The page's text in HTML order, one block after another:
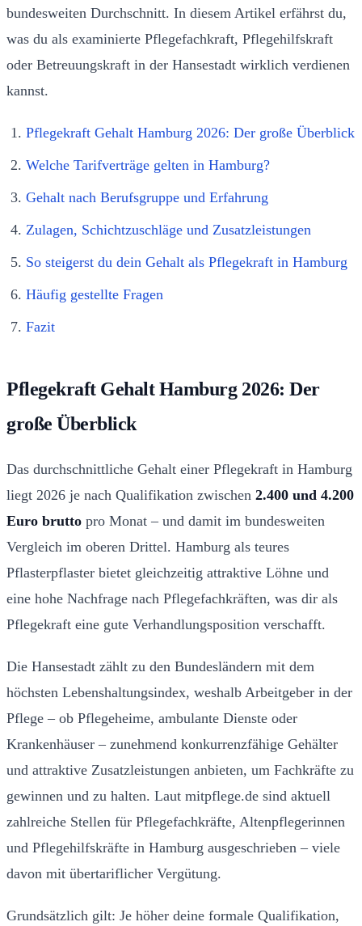
bundesweiten Durchschnitt. In diesem Artikel erfährst du,
was du als examinierte Pflegefachkraft, Pflegehilfskraft
oder Betreuungskraft in der Hansestadt wirklich verdienen
kannst.
Pflegekraft Gehalt Hamburg 2026: Der große Überblick
Welche Tarifverträge gelten in Hamburg?
Gehalt nach Berufsgruppe und Erfahrung
Zulagen, Schichtzuschläge und Zusatzleistungen
So steigerst du dein Gehalt als Pflegekraft in Hamburg
Häufig gestellte Fragen
Fazit
Pflegekraft Gehalt Hamburg 2026: Der
große Überblick
Das durchschnittliche Gehalt einer Pflegekraft in Hamburg
liegt 2026 je nach Qualifikation zwischen 2.400 und 4.200
Euro brutto pro Monat – und damit im bundesweiten
Vergleich im oberen Drittel. Hamburg als teures
Pflasterpflaster bietet gleichzeitig attraktive Löhne und
eine hohe Nachfrage nach Pflegefachkräften, was dir als
Pflegekraft eine gute Verhandlungsposition verschafft.
Die Hansestadt zählt zu den Bundesländern mit dem
höchsten Lebenshaltungsindex, weshalb Arbeitgeber in der
Pflege – ob Pflegeheime, ambulante Dienste oder
Krankenhäuser – zunehmend konkurrenzfähige Gehälter
und attraktive Zusatzleistungen anbieten, um Fachkräfte zu
gewinnen und zu halten. Laut mitpflege.de sind aktuell
zahlreiche Stellen für Pflegefachkräfte, Altenpflegerinnen
und Pflegehilfskräfte in Hamburg ausgeschrieben – viele
davon mit übertariflicher Vergütung.
Grundsätzlich gilt: Je höher deine formale Qualifikation,